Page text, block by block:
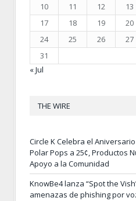
10
11 12 13
17
18 19 20
24
25 26 27
31
« Jul
THE WIRE
Circle K Celebra el
Polar Pops a 25¢, Productos
Apoyo a la Comunidad
KnowBe4 lanza “Spot the
amenazas de phishing por